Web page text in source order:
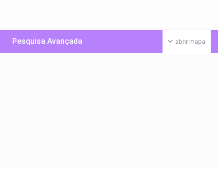
abrir mapa
Pesquisa Avançada